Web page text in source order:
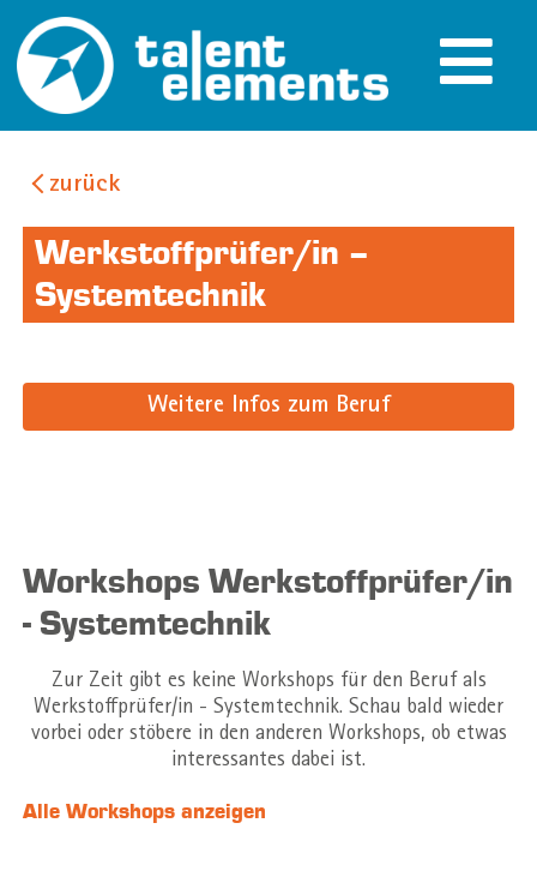
zurück
Werkstoffprüfer/in –
Systemtechnik
Weitere Infos zum Beruf
Workshops Werkstoffprüfer/in
- Systemtechnik
Zur Zeit gibt es keine Workshops für den Beruf als
Werkstoffprüfer/in - Systemtechnik. Schau bald wieder
vorbei oder stöbere in den anderen Workshops, ob etwas
interessantes dabei ist.
Alle Workshops anzeigen